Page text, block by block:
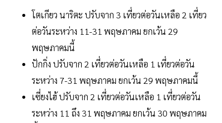
โตเกียว นาริตะ ปรับจาก 3 เที่ยวต่อวันเหลือ 2 เที่ยว
ต่อวันระหว่าง 11-31 พฤษภาคม ยกเว้น 29
พฤษภาคมนี้
ปักกิ่ง ปรับจาก 2 เที่ยวต่อวันเหลือ 1 เที่ยวต่อวัน
ระหว่าง 7-31 พฤษภาคม ยกเว้น 29 พฤษภาคมนี้
เซี่ยงไฮ้ ปรับจาก 2 เที่ยวต่อวันเหลือ 1 เที่ยวต่อวัน
ระหว่าง 11 ถึง 31 พฤษภาคม ยกเว้น 30 พฤษภาคม